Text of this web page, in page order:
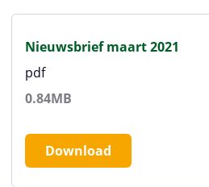
Nieuwsbrief maart 2021
pdf
0.84MB
Download